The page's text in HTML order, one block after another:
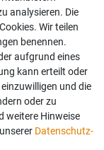
analysieren. Die
Wir teilen
benennen.
aufgrund eines
kann erteilt oder
und die
oder zu
weitere Hinweise
Daten­schutz­